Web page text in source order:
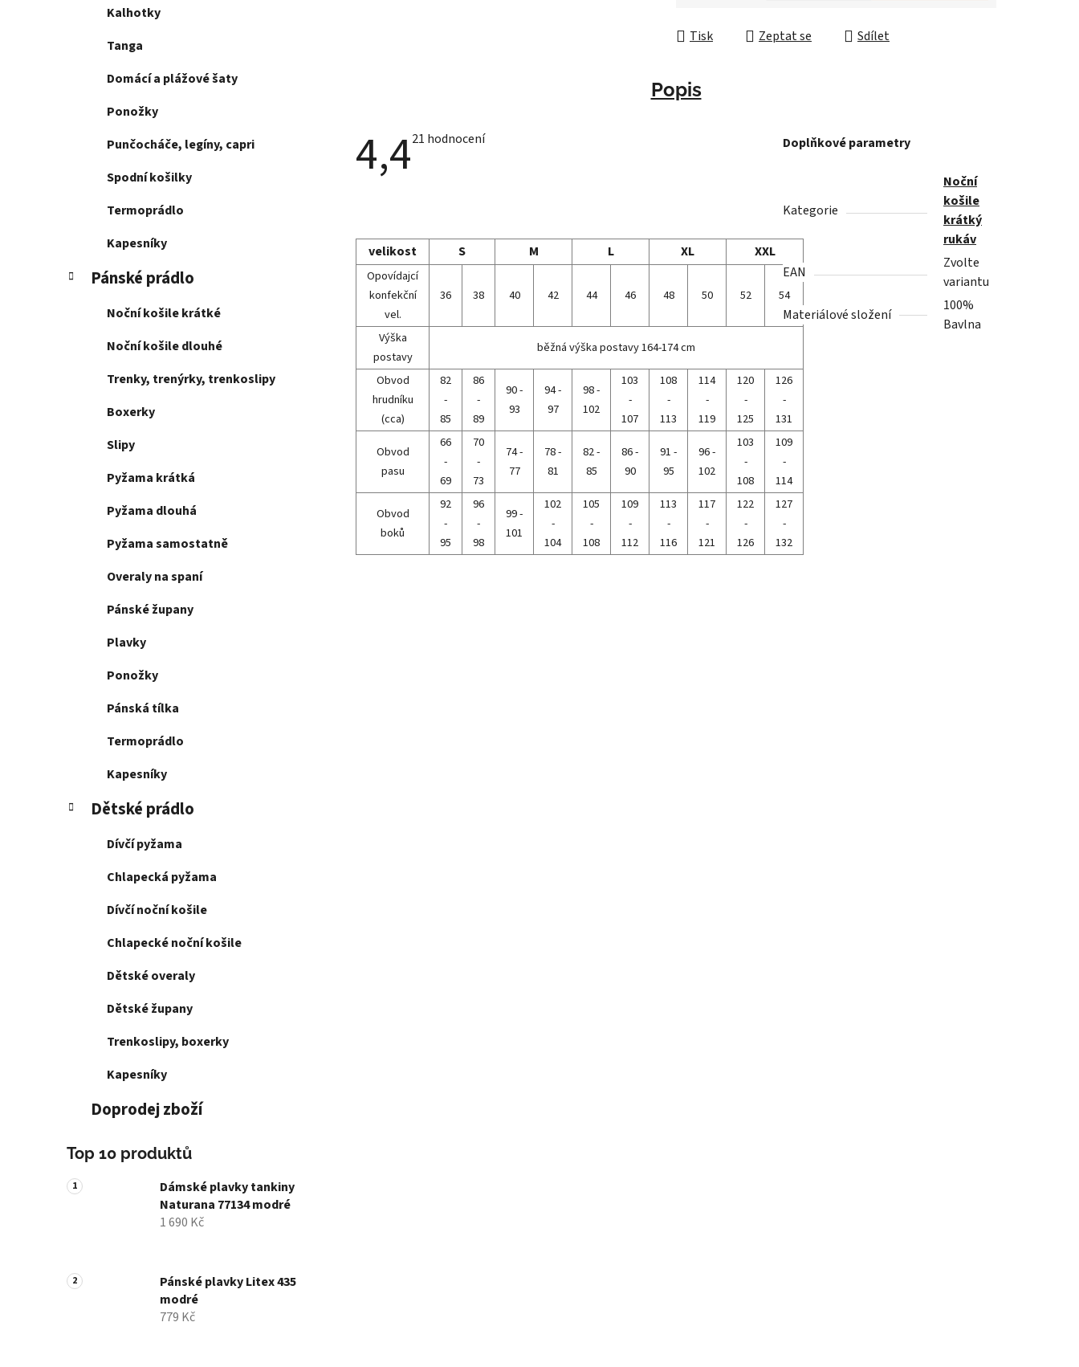
Kalhotky
Tanga
Domácí a plážové šaty
Ponožky
Punčocháče, legíny, capri
Spodní košilky
Termoprádlo
Kapesníky
Pánské prádlo
Noční košile krátké
Noční košile dlouhé
Trenky, trenýrky, trenkoslipy
Boxerky
Slipy
Pyžama krátká
Pyžama dlouhá
Pyžama samostatně
Overaly na spaní
Pánské župany
Plavky
Ponožky
Pánská tílka
Termoprádlo
Kapesníky
Dětské prádlo
Dívčí pyžama
Chlapecká pyžama
Dívčí noční košile
Chlapecké noční košile
Dětské overaly
Dětské župany
Trenkoslipy, boxerky
Kapesníky
Doprodej zboží
Top 10 produktů
Dámské plavky tankiny
Naturana 77134 modré
1 690 Kč
Pánské plavky Litex 435
modré
779 Kč
Tisk Zeptat se Sdílet
Popis
4,4Průměrné
21 hodnocení
velikost S M L XL XXL
Opovídajcí
konfekční
vel.
36 38 40 42 44 46 48 50 52 54
Výška
postavy
běžná výška postavy 164-174 cm
Obvod
hrudníku
(cca)
82
-
85
86
-
89
90 -
93
94 -
97
98 -
102
103
-
107
108
-
113
114
-
119
120
-
125
126
-
131
Obvod
pasu
66
-
69
70
-
73
74 -
77
78 -
81
82 -
85
86 -
90
91 -
95
96 -
102
103
-
108
109
-
114
Obvod
boků
92
-
95
96
-
98
99 -
101
102
-
104
105
-
108
109
-
112
113
-
116
117
-
121
122
-
126
127
-
132
Doplňkové parametry
Kategorie
Noční
košile
krátký
rukáv
EAN
Zvolte
variantu
Materiálové složení
100%
Bavlna